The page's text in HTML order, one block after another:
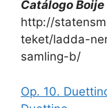
Catálogo Boije
http://
teket/ladda-
samling-b/
Op. 10.